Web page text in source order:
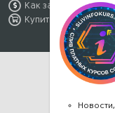
Как заработать
Купить премиум